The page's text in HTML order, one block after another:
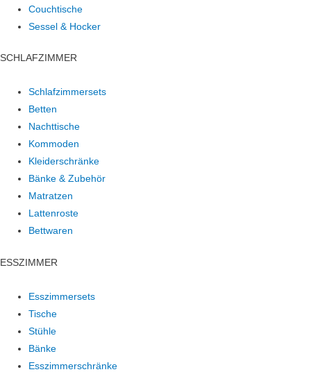
Couchtische
Sessel & Hocker
SCHLAFZIMMER
Schlafzimmersets
Betten
Nachttische
Kommoden
Kleiderschränke
Bänke & Zubehör
Matratzen
Lattenroste
Bettwaren
ESSZIMMER
Esszimmersets
Tische
Stühle
Bänke
Esszimmerschränke